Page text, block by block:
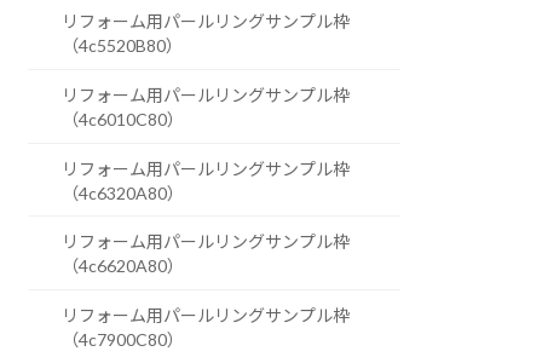
リフォーム用パールリングサンプル枠
（4c5520B80）
リフォーム用パールリングサンプル枠
（4c6010C80）
リフォーム用パールリングサンプル枠
（4c6320A80）
リフォーム用パールリングサンプル枠
（4c6620A80）
リフォーム用パールリングサンプル枠
（4c7900C80）